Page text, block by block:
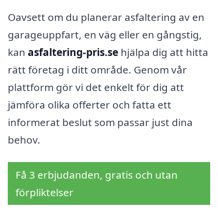
Oavsett om du planerar asfaltering av en
garageuppfart, en väg eller en gångstig,
kan asfaltering-pris.se hjälpa dig att hitta
rätt företag i ditt område. Genom vår
plattform gör vi det enkelt för dig att
jämföra olika offerter och fatta ett
informerat beslut som passar just dina
behov.
Få 3 erbjudanden, gratis och utan
förpliktelser